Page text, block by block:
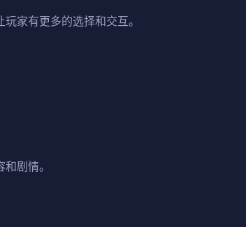
家有更多的选择和交互。
剧情。